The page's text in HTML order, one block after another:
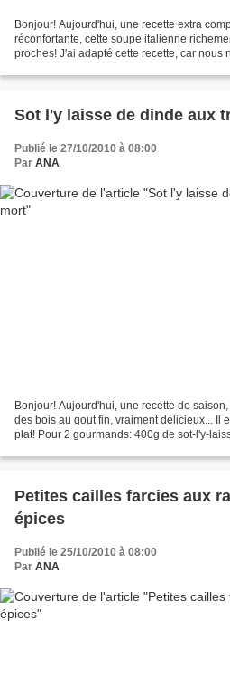
Bonjour! Aujourd'hui, une recette extra
réconfortante, cette soupe italienne
proches! J'ai adapté cette recette, car nous
Sot l'y laisse de dinde aux
Publié le 27/10/2010 à 08:00
Par ANA
Bonjour! Aujourd'hui, une recette de
des bois au gout fin, vraiment délicieux... Il
plat! Pour 2 gourmands: 400g de sot-l'y-
Petites cailles farcies aux
épices
Publié le 25/10/2010 à 08:00
Par ANA